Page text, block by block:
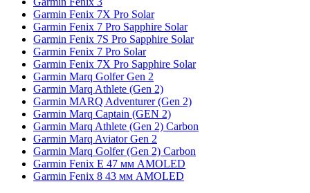
Garmin Fenix 7X Pro Solar
Garmin Fenix 7 Pro Sapphire Solar
Garmin Fenix 7S Pro Sapphire Solar
Garmin Fenix 7 Pro Solar
Garmin Fenix 7X Pro Sapphire Solar
Garmin Marq Golfer Gen 2
Garmin Marq Athlete (Gen 2)
Garmin MARQ Adventurer (Gen 2)
Garmin Marq Captain (GEN 2)
Garmin Marq Athlete (Gen 2) Carbon
Garmin Marq Aviator Gen 2
Garmin Marq Golfer (Gen 2) Carbon
Garmin Fenix E 47 мм AMOLED
Garmin Fenix 8 43 мм AMOLED